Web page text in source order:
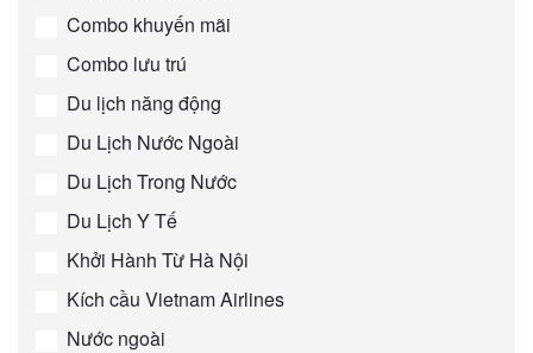
Combo khuyến mãi
Combo lưu trú
Du lịch năng động
Du Lịch Nước Ngoài
Du Lịch Trong Nước
Du Lịch Y Tế
Khởi Hành Từ Hà Nội
Kích cầu Vietnam Airlines
Nước ngoài